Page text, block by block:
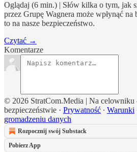
Oglądaj (6 min.) | Słów kilka o tym, jak
przez Grupę Wagnera może wpłynąć na
to na nasze bezpieczeństwo.
Czytać →
Komentarze
© 2026 StratCom.Media | Na celowniku
bezpieczeństwie · Prywatność ∙ Warunki
gromadzeniu danych
Rozpocznij swój Substack
Pobierz App